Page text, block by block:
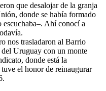
que desalojar de la granja
donde se había formado
Ahí conocí a
nos trasladaron al Barrio
Uruguay con un monte
donde está la
el honor de reinaugurar